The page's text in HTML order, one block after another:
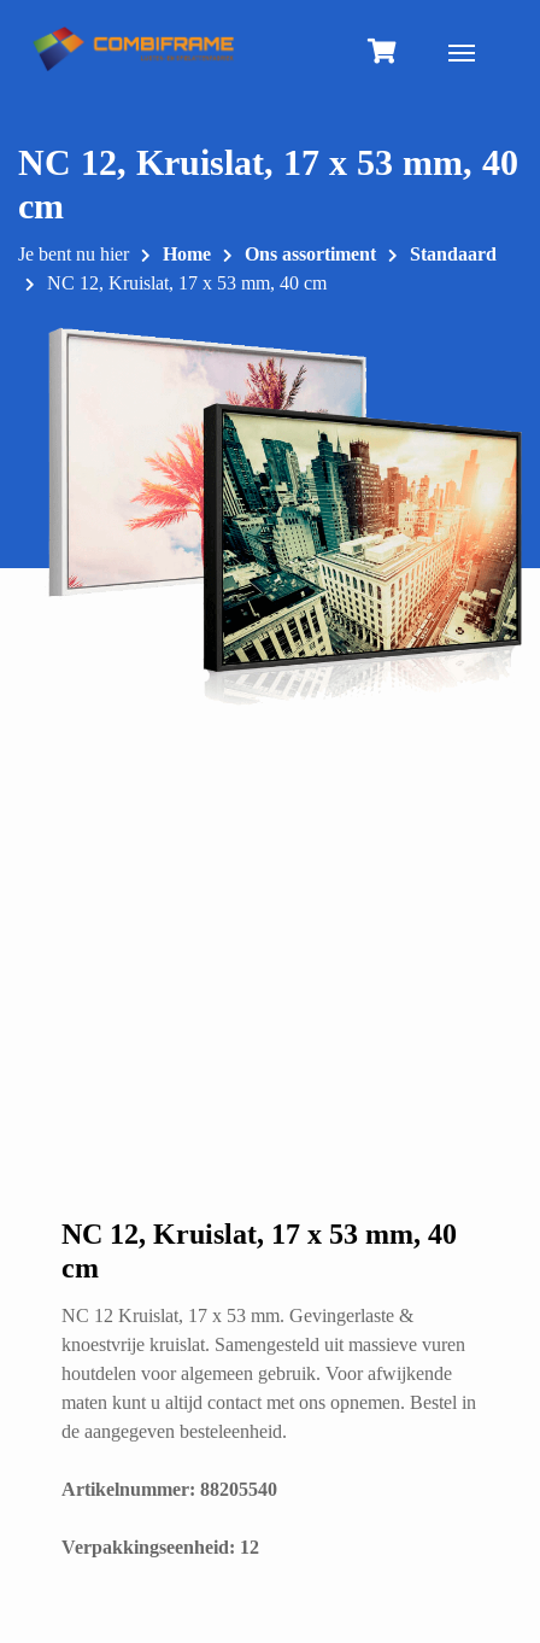
naar
Toggle
NC 12, Kruislat, 17 x 53 mm, 40
cm
Je bent nu hier Home Ons assortiment
Standaard
NC 12, Kruislat, 17 x 53 mm, 40 cm
NC 12, Kruislat, 17 x 53 mm, 40
cm
NC 12 Kruislat, 17 x 53 mm. Gevingerlaste &
knoestvrije kruislat. Samengesteld uit massieve vuren
houtdelen voor algemeen gebruik. Voor afwijkende
maten kunt u altijd contact met ons opnemen. Bestel in
de aangegeven besteleenheid.
Artikelnummer: 88205540
​Verpakkingseenheid: 12